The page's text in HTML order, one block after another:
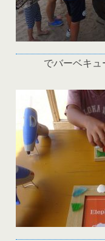
でバーベキ